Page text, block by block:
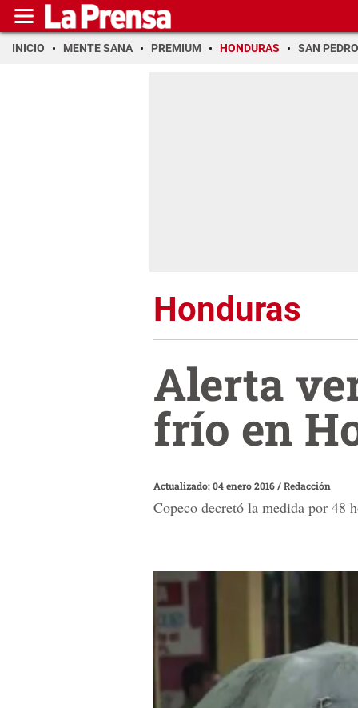
INICIO MENTE SANA PREMIUM HONDURAS SAN PEDRO
Honduras
Alerta
frío en
Actualizado: 04 enero 2016/Redacción
Copeco decretó la medida por 48